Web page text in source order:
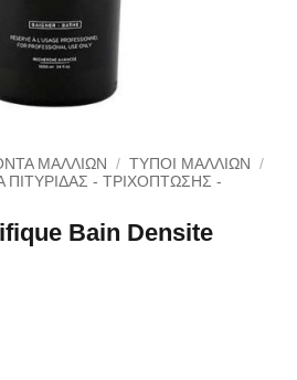
ΜΑΛΛΙΩΝ / ΤΥΠΟΙ ΜΑΛΛΙΩΝ
/
- ΤΡΙΧΌΠΤΩΣΗΣ -
Bain Densite